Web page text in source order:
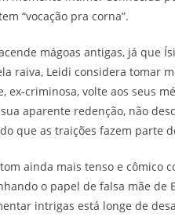
“vocação pra corna”.
mágoas antigas, já que
raiva, Leidi considera tomar
ex-criminosa, volte aos seus
aparente redenção, não
que as traições fazem parte
ainda mais tenso e cômico
o papel de falsa mãe de
intrigas está longe de